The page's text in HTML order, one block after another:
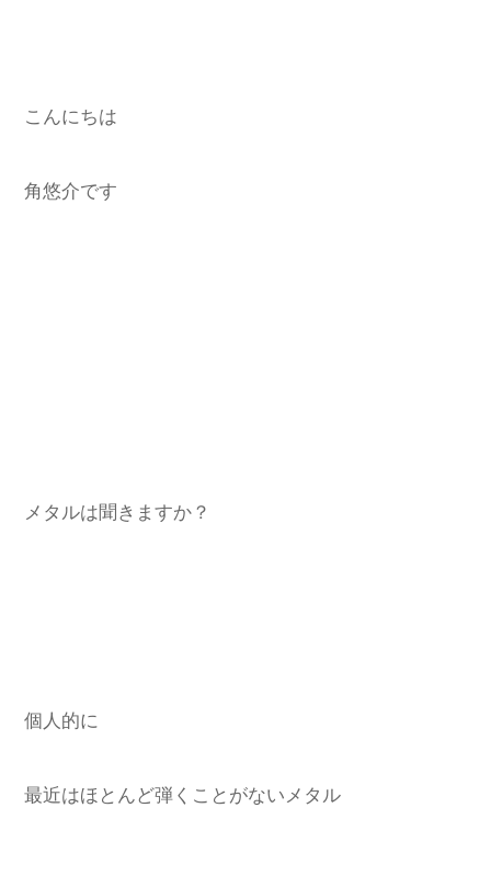
こんにちは
角悠介です
メタルは聞きますか？
個人的に
最近はほとんど弾くことがないメタル